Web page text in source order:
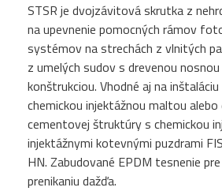
STSR je dvojzávitová skrutka z
na upevnenie pomocných rámov
systémov na strechách z vlnitých
z umelých sudov s drevenou nosnou
konštrukciou. Vhodné aj na
chemickou injektážnou maltou
cementovej štruktúry s chemickou
injektážnymi kotevnými puzdrami
HN. Zabudované EPDM tesnenie
prenikaniu dažďa.